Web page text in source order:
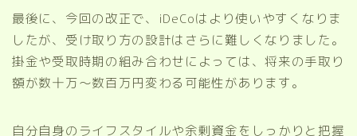
最後に、今回の改正で、iDeCoはより使いやすくなりま
したが、受け取り方の設計はさらに難しくなりました。
掛金や受取時期の組み合わせによっては、将来の手取り
額が数十万〜数百万円変わる可能性があります。
自分自身のライフスタイルや余剰資金をしっかりと把握